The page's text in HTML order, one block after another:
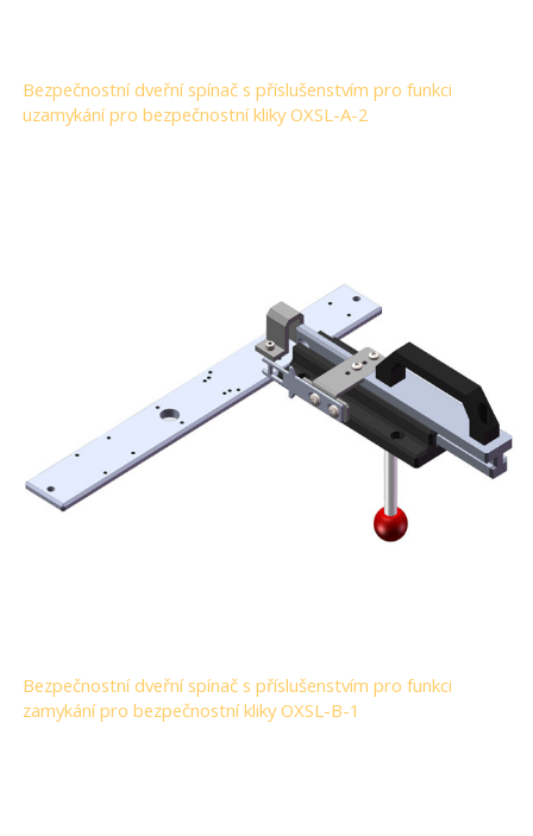
Bezpečnostní dveřní spínač s příslušenstvím pro funkci
uzamykání pro bezpečnostní kliky OXSL-A-2
Bezpečnostní dveřní spínač s příslušenstvím pro funkci
zamykání pro bezpečnostní kliky OXSL-B-1